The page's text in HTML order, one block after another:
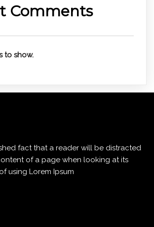
Comments
to show.
fact that a reader will be distracted
of a page when looking at its
using Lorem Ipsum